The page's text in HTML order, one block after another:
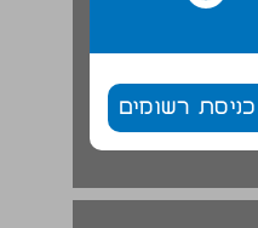
כניסת רשומים